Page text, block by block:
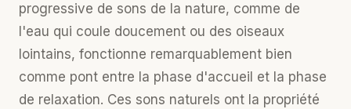
progressive de sons de la nature, comme de
l'eau qui coule doucement ou des oiseaux
lointains, fonctionne remarquablement bien
comme pont entre la phase d'accueil et la phase
de relaxation. Ces sons naturels ont la propriété